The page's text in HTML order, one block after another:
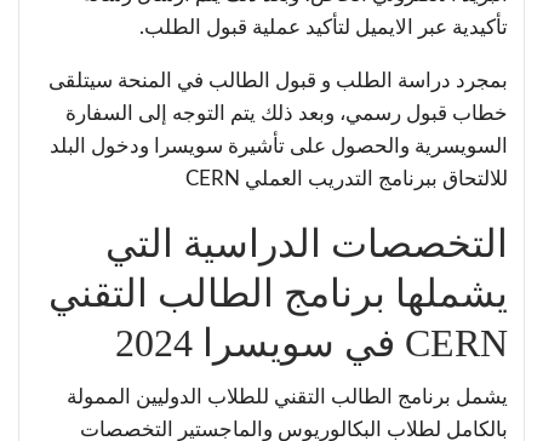
تأكيدية عبر الايميل لتأكيد عملية قبول الطلب.
بمجرد دراسة الطلب و قبول الطالب في المنحة سيتلقى
خطاب قبول رسمي، وبعد ذلك يتم التوجه إلى السفارة
السويسرية والحصول على تأشيرة سويسرا ودخول البلد
للالتحاق ببرنامج التدريب العملي CERN
التخصصات الدراسية التي
يشملها برنامج الطالب التقني
CERN في سويسرا 2024
يشمل برنامج الطالب التقني للطلاب الدوليين الممولة
بالكامل لطلاب البكالوريوس والماجستير التخصصات